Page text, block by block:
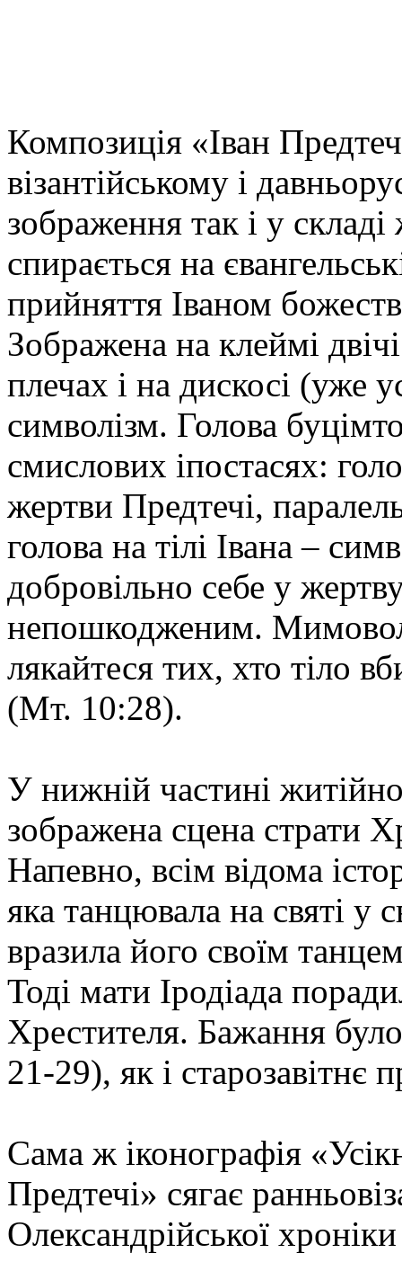
Композиція «Іван
візантійському і
зображення так і у складі
спирається на
прийняття Іваном
Зображена на клеймі
плечах і на дискосі (уже
символізм. Голова
смислових іпостасях:
жертви Предтечі,
голова на тілі Івана –
добровільно себе у
непошкодженим.
лякайтеся тих, хто тіло
(Мт. 10:28).
У нижній частині
зображена сцена страти
Напевно, всім відома
яка танцювала на святі у
вразила його своїм
Тоді мати Іродіада
Хрестителя. Бажання
21-29), як і старозавітнє
Сама ж іконографія
Предтечі» сягає
Олександрійської